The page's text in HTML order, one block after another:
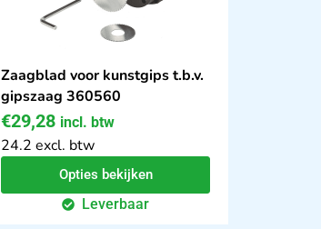
Zaagblad voor kunstgips t.b.v.
gipszaag 360560
€29,28 incl. btw
24.2 excl. btw
Opties bekijken
Leverbaar